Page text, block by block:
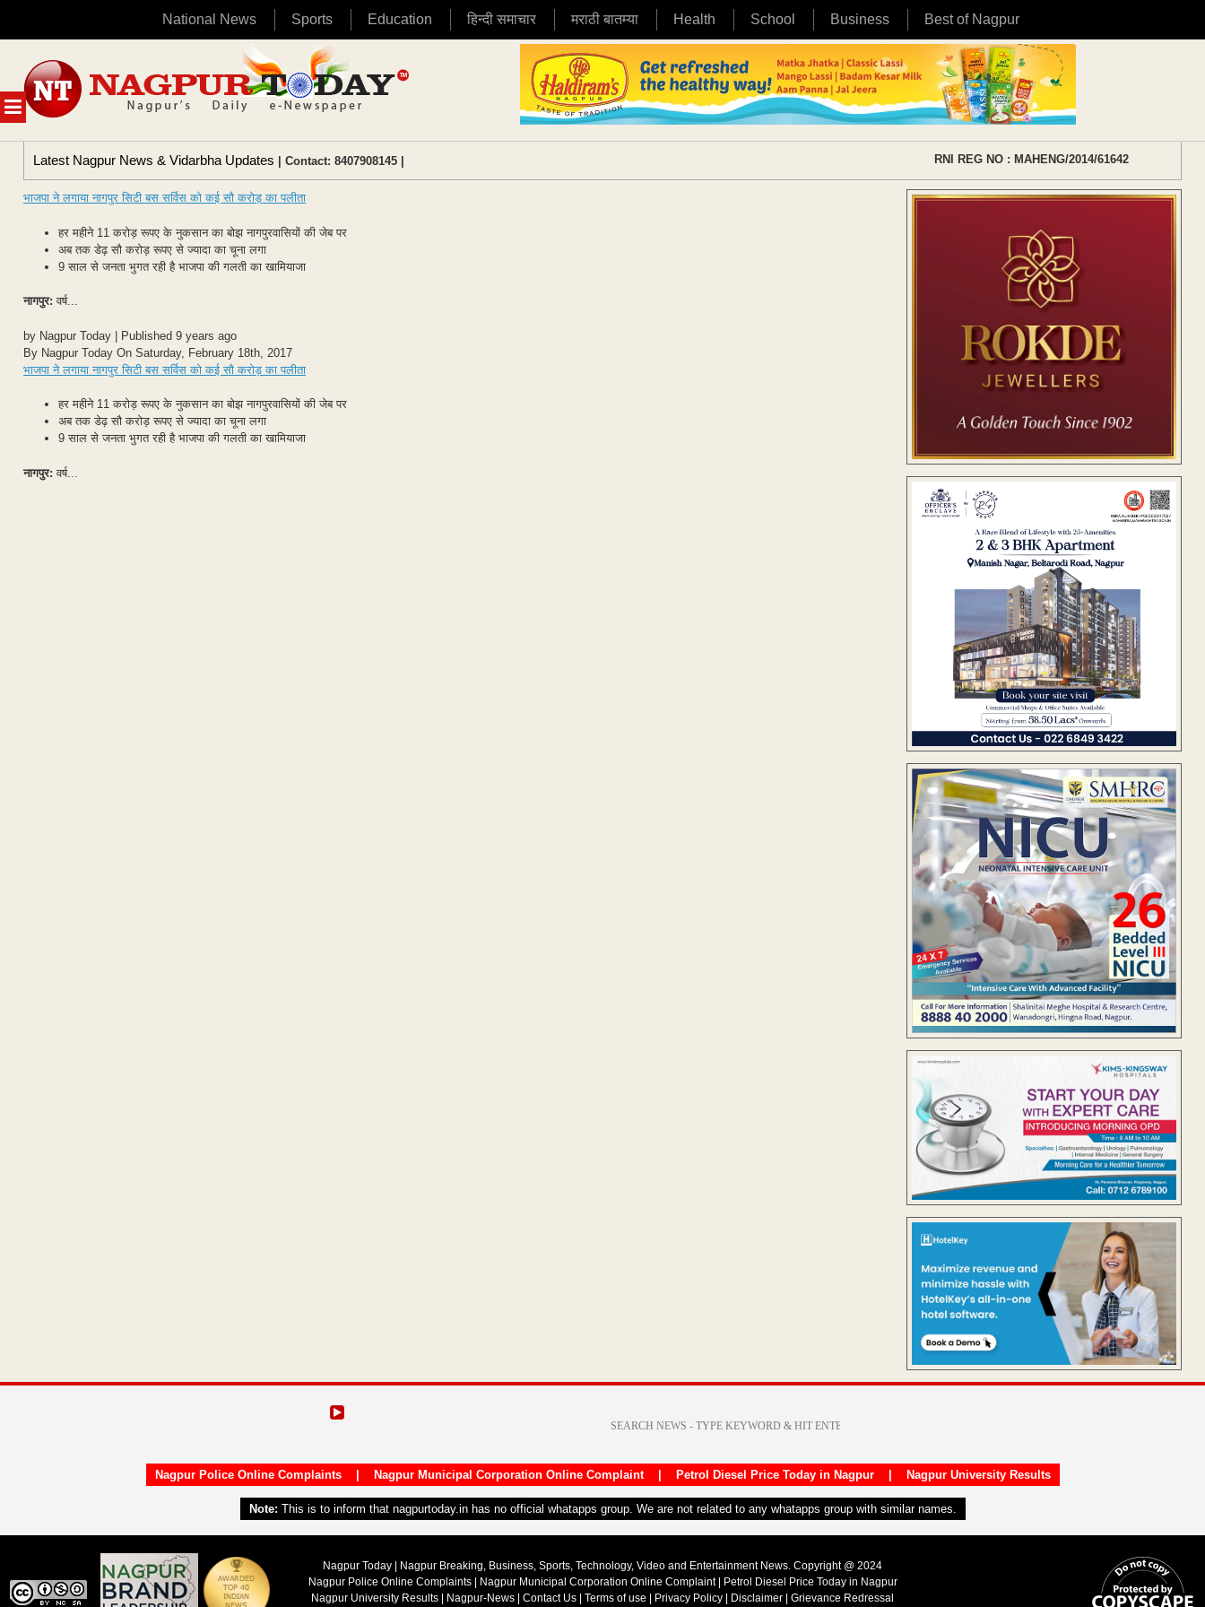
National News Sports Education हिन्दी समाचार मराठी बातम्या Health School Business Best of Nagpur
MENU
content
Latest Nagpur News & Vidarbha Updates | Contact: 8407908145 | RNI REG NO : MAHENG/2014/61642
भाजपा ने लगाया नागपुर सिटी बस सर्विस को कई सौ करोड़ का पलीता
हर महीने 11 करोड़ रूपए के नुकसान का बोझ नागपुरवासियों की जेब पर
अब तक डेढ़ सौ करोड़ रूपए से ज्यादा का चूना लगा
9 साल से जनता भुगत रही है भाजपा की गलती का खामियाजा
नागपुर: वर्ष...
by Nagpur Today | Published 9 years ago
By Nagpur Today On Saturday, February 18th, 2017
भाजपा ने लगाया नागपुर सिटी बस सर्विस को कई सौ करोड़ का पलीता
हर महीने 11 करोड़ रूपए के नुकसान का बोझ नागपुरवासियों की जेब पर
अब तक डेढ़ सौ करोड़ रूपए से ज्यादा का चूना लगा
9 साल से जनता भुगत रही है भाजपा की गलती का खामियाजा
नागपुर: वर्ष...
Nagpur Police Online Complaints| Nagpur Municipal Corporation Online Complaint| Petrol Diesel Price Today in Nagpur| Nagpur University Results
Note: This is to inform that nagpurtoday.in has no official whatapps group. We are not related to any whatapps group with similar names.
Nagpur Today | Nagpur Breaking, Business, Sports, Technology, Video and Entertainment News. Copyright @ 2024
Nagpur Police Online Complaints| Nagpur Municipal Corporation Online Complaint|
Petrol Diesel Price Today in Nagpur
Nagpur University Results
Nagpur-News Contact Us Terms of use Privacy Policy Disclaimer Grievance Redressal